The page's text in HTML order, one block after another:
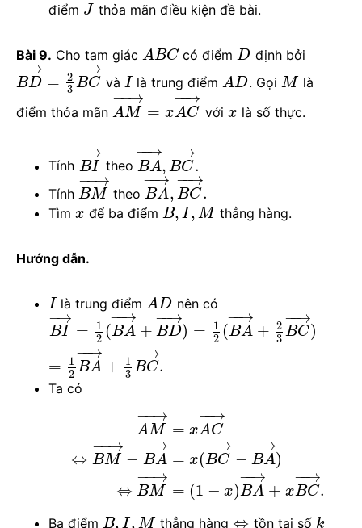
điểm J thỏa mãn điều kiện đề bài.
Bài 9. Cho tam giác A BCcó điểm D định bởi
BD
−→
−
= 2
3 BC
−→
−
và Ilà trung điểm AD. Gọi Mlà
điểm thỏa mãn AM
−→
−
= xAC
−→
−
với x là số thực.
Tính BI
−→
theo BA
−→
−
, BC
−→
−
.
Tính BM
−→
−
theoBA
−→
−
, BC
−→
−
.
Tìm x để ba điểm B, I , M thẳng hàng.
Hướng dẫn.
I là trung điểmAD nên có
BI
−→
=
1
2 (BA
−→
−
+ BD
−→
−
) =
1
2 (BA
−→
−
+ 2
3 BC
−→
−
)
=
1
2 BA
−→
−
+ 1
3 BC
−→
−
.
Ta có
AM
−→
−
⇔ BM
−→
−
− BA
−→
−
⇔ BM
−→
−
= xAC
−→
−
= x(BC
−→
−
− BA
−→
−
)
= (1 − x)BA
−→
−
+ xBC
−→
−
.
Ba điểm B, I , Mthẳng hàng ⇔ tồn tại số k